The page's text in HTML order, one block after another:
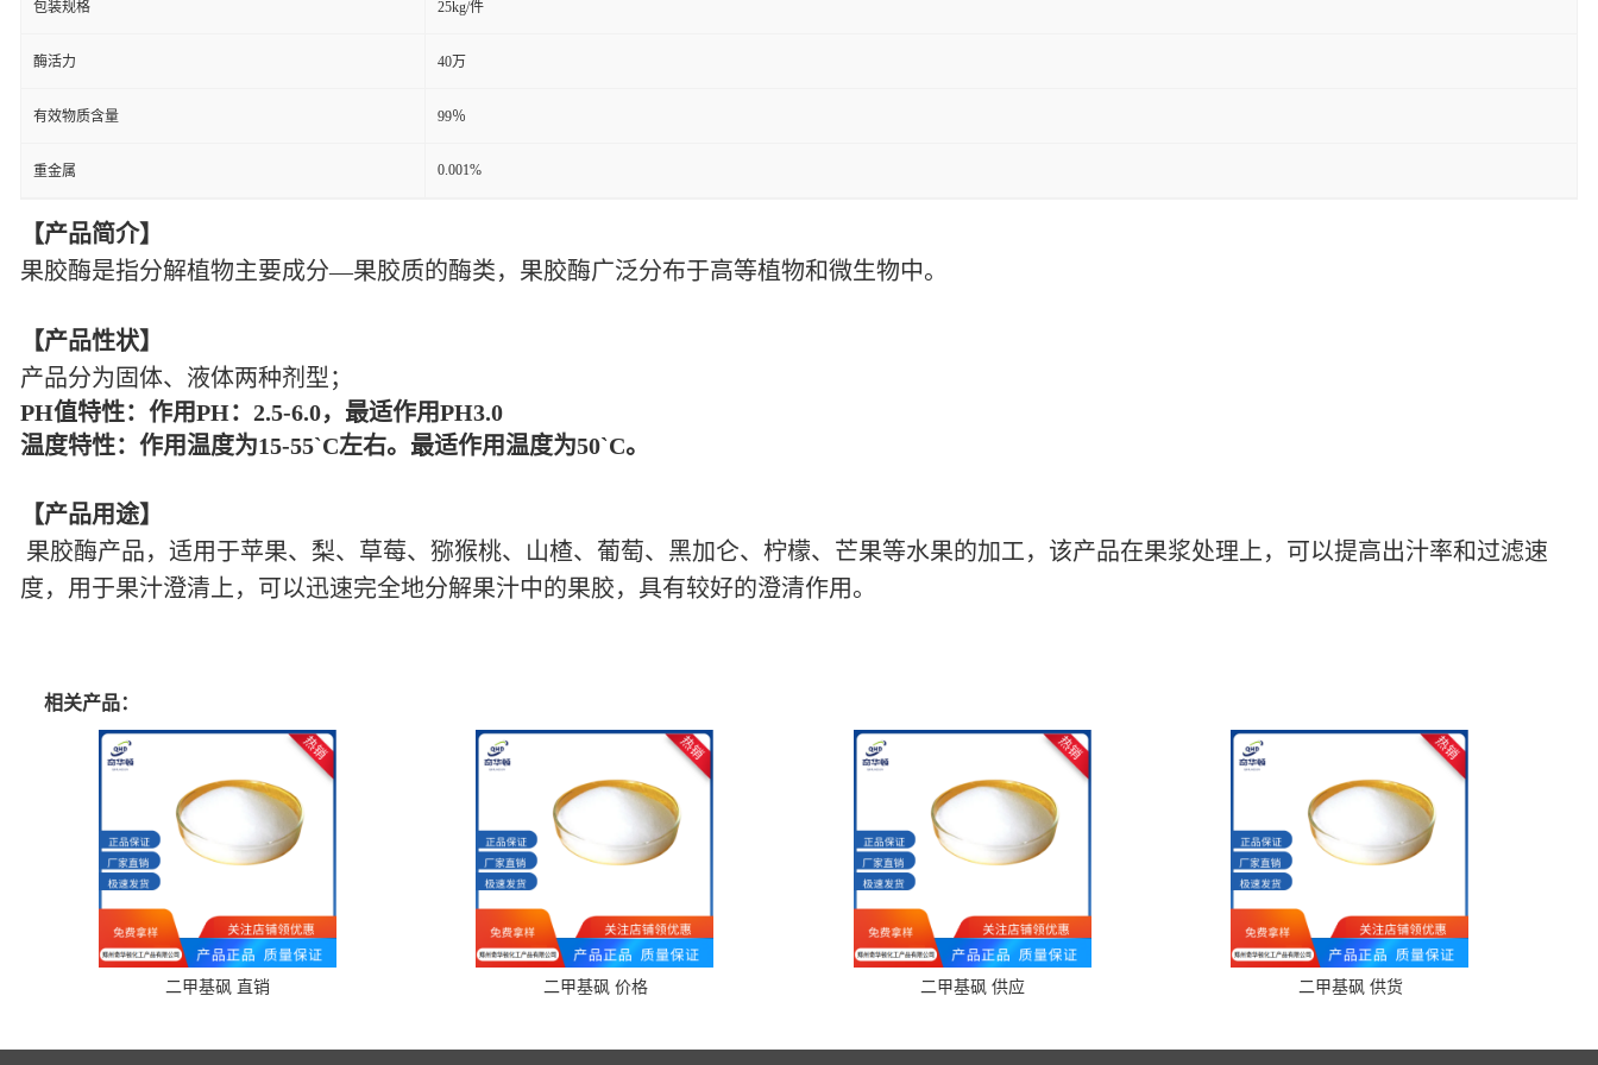
包装规格 25kg/件
酶活力 40万
有效物质含量 99％
重金属 0.001%
【产品简介】
果胶酶是指分解植物主要成分—果胶质的酶类，果胶酶广泛分布于高等植物和微生物中。
【产品性状】
产品分为固体、液体两种剂型；
PH值特性：作用PH：2.5-6.0，最适作用PH3.0
温度特性：作用温度为15-55`C左右。最适作用温度为50`C。
【产品用途】
果胶酶产品，适用于苹果、梨、草莓、猕猴桃、山楂、葡萄、黑加仑、柠檬、芒果等水果的加工，该产品在果浆处理上，可以提高出汁率和过滤速
度，用于果汁澄清上，可以迅速完全地分解果汁中的果胶，具有较好的澄清作用。
相关产品：
二甲基砜 直销 二甲基砜 价格 二甲基砜 供应 二甲基砜 供货